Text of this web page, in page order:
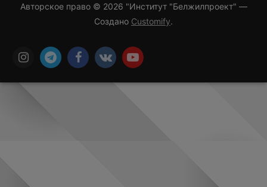
Авторское право © 2026 "Институт "Белжилпроект" —
Создано Customify.